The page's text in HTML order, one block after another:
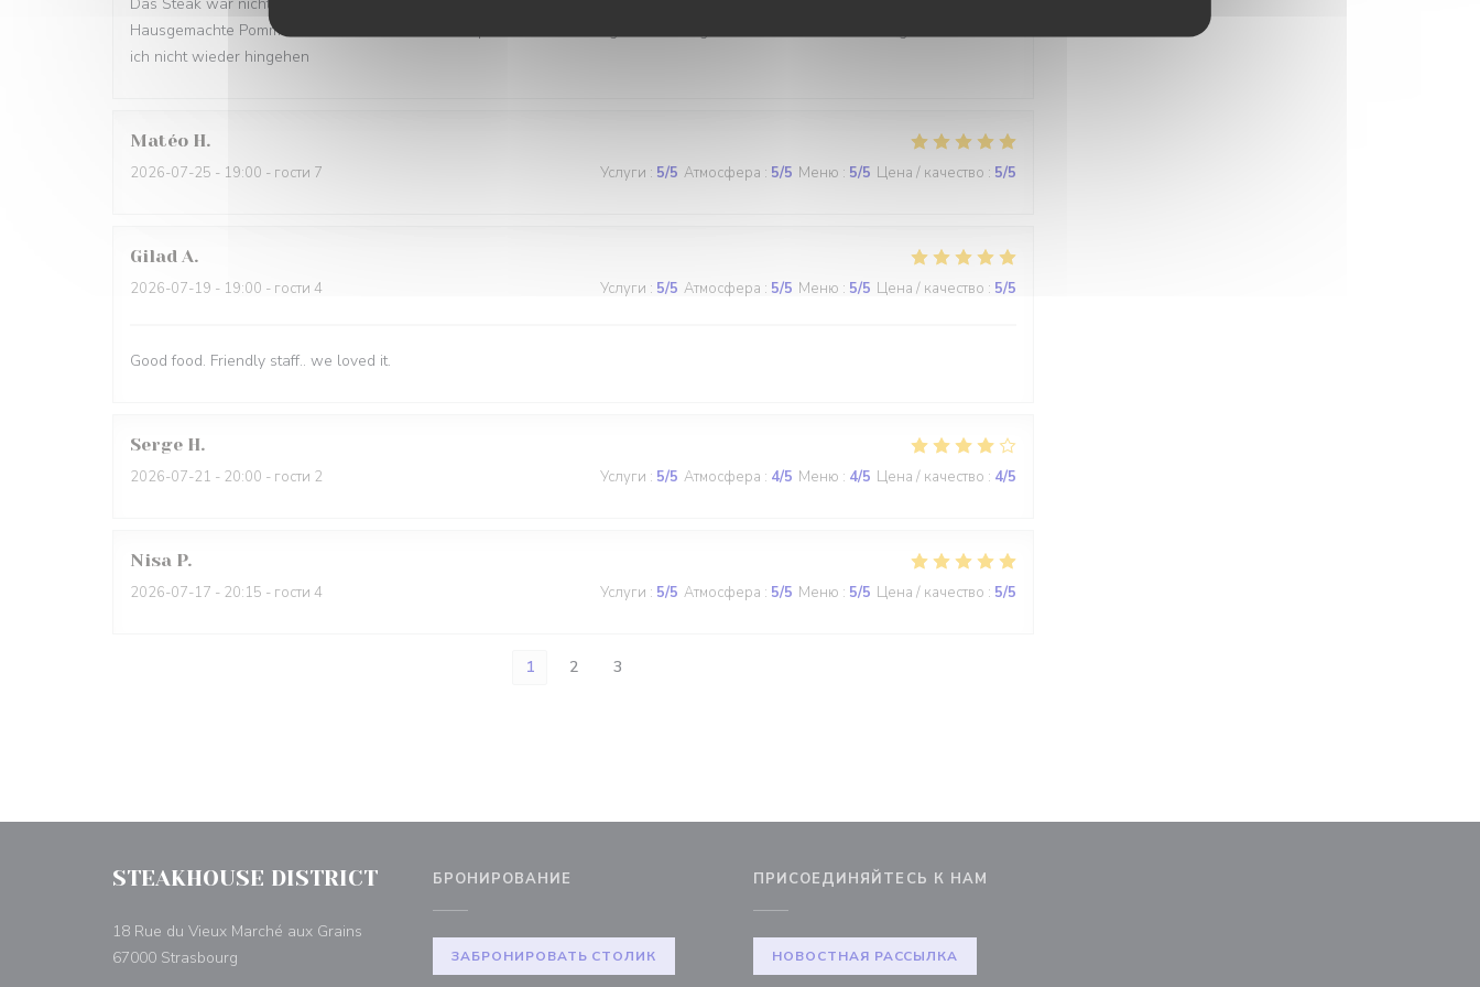
Hausgemachte Pommes würde ich nicht weiterempfehlen zu matschig und zu fettig haben nichts von Pommes gehabt. Würde
ich nicht wieder hingehen
Matéo H
2026-07-25 - 19:00 - гости 7 Услуги : 5/5 Атмосфера : 5/5 Меню : 5/5 Цена / качество : 5/5
Gilad A
2026-07-19 - 19:00 - гости 4 Услуги : 5/5 Атмосфера : 5/5 Меню : 5/5 Цена / качество : 5/5
Good food. Friendly staff.. we loved it.
Serge H
2026-07-21 - 20:00 - гости 2 Услуги : 5/5 Атмосфера : 4/5 Меню : 4/5 Цена / качество : 4/5
Nisa P
2026-07-17 - 20:15 - гости 4 Услуги : 5/5 Атмосфера : 5/5 Меню : 5/5 Цена / качество : 5/5
1 2 3
STEAKHOUSE DISTRICT
18 Rue du Vieux Marché aux Grains
67000 Strasbourg
БРОНИРОВАНИЕ
ЗАБРОНИРОВАТЬ СТОЛИК
ПРИСОЕДИНЯЙТЕСЬ К НАМ
НОВОСТНАЯ РАССЫЛКА